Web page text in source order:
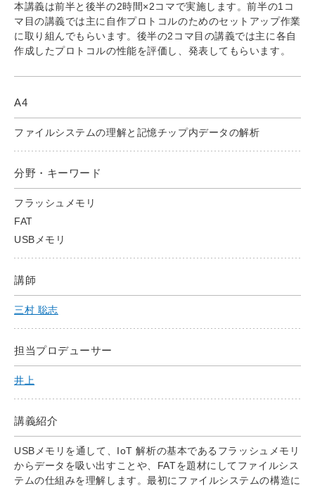
本講義は前半と後半の2時間×2コマで実施します。前半の1コ
マ目の講義では主に自作プロトコルのためのセットアップ作業
に取り組んでもらいます。後半の2コマ目の講義では主に各自
作成したプロトコルの性能を評価し、発表してもらいます。
A4
ファイルシステムの理解と記憶チップ内データの解析
分野・キーワード
フラッシュメモリ
FAT
USBメモリ
講師
三村 聡志
担当プロデューサー
井上
講義紹介
USBメモリを通して、IoT 解析の基本であるフラッシュメモリ
からデータを吸い出すことや、FATを題材にしてファイルシス
テムの仕組みを理解します。最初にファイルシステムの構造に